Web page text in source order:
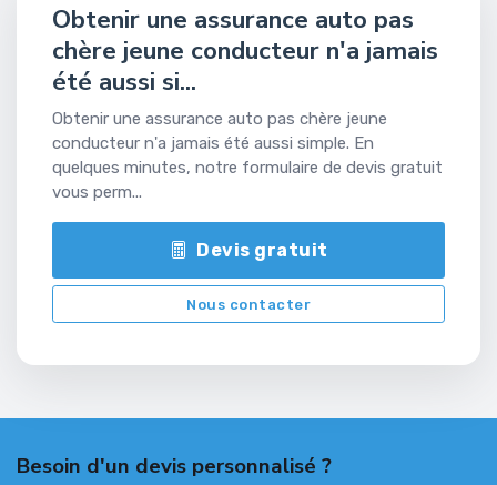
Obtenir une assurance auto pas
chère jeune conducteur n'a jamais
été aussi si...
Obtenir une assurance auto pas chère jeune
conducteur n'a jamais été aussi simple. En
quelques minutes, notre formulaire de devis gratuit
vous perm...
Devis gratuit
Nous contacter
Besoin d'un devis personnalisé ?